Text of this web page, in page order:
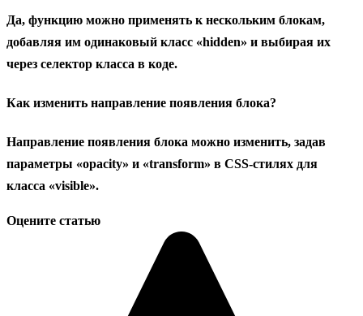
Да, функцию можно применять к нескольким блокам,
добавляя им одинаковый класс «hidden» и выбирая их
через селектор класса в коде.
Как изменить направление появления блока?
Направление появления блока можно изменить, задав
параметры «opacity» и «transform» в CSS-стилях для
класса «visible».
Оцените статью